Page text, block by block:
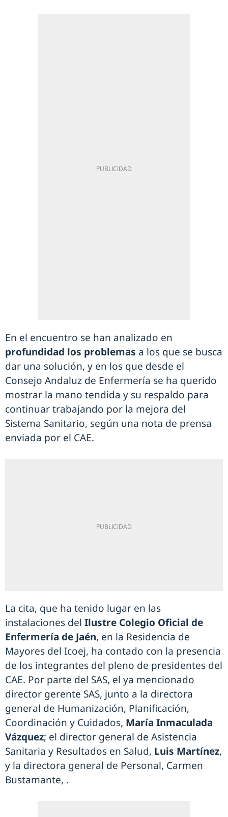
En el encuentro se han analizado en
profundidad los problemas a los que se busca
dar una solución, y en los que desde el
Consejo Andaluz de Enfermería se ha querido
mostrar la mano tendida y su respaldo para
continuar trabajando por la mejora del
Sistema Sanitario, según una nota de prensa
enviada por el CAE.
La cita, que ha tenido lugar en las
instalaciones del Ilustre Colegio Oficial de
Enfermería de Jaén, en la Residencia de
Mayores del Icoej, ha contado con la presencia
de los integrantes del pleno de presidentes del
CAE. Por parte del SAS, el ya mencionado
director gerente SAS, junto a la directora
general de Humanización, Planificación,
Coordinación y Cuidados, María Inmaculada
Vázquez; el director general de Asistencia
Sanitaria y Resultados en Salud, Luis Martínez,
y la directora general de Personal, Carmen
Bustamante, .